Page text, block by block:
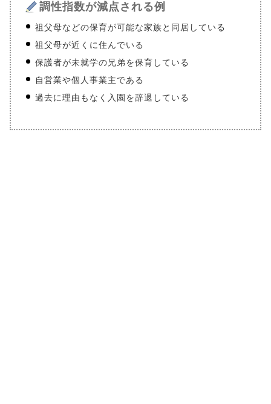
調性指数が減点される例
祖父母などの保育が可能な家族と同居している
祖父母が近くに住んでいる
保護者が未就学の兄弟を保育している
自営業や個人事業主である
過去に理由もなく入園を辞退している